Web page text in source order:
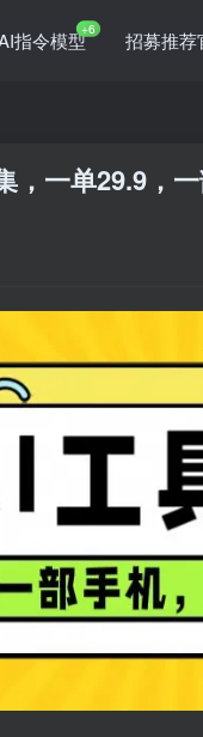
指令模型+6 招募推荐
一单29.9，